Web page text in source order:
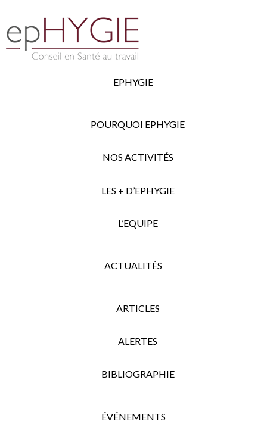
EPHYGIE
POURQUOI EPHYGIE
NOS ACTIVITÉS
LES + D’EPHYGIE
L’EQUIPE
ACTUALITÉS
ARTICLES
ALERTES
BIBLIOGRAPHIE
ÉVÉNEMENTS